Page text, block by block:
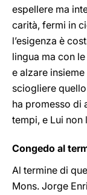
espellere ma
carità, fermi in
l’esigenza è
lingua ma con
e alzare
sciogliere
ha promesso di
tempi, e Lui
Congedo al
Al termine di
Mons. Jorge